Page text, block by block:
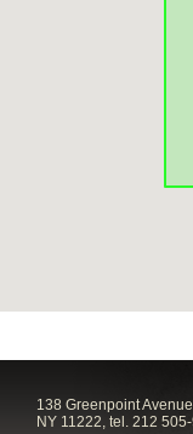
138 Greenpoint
NY 11222, tel. 212